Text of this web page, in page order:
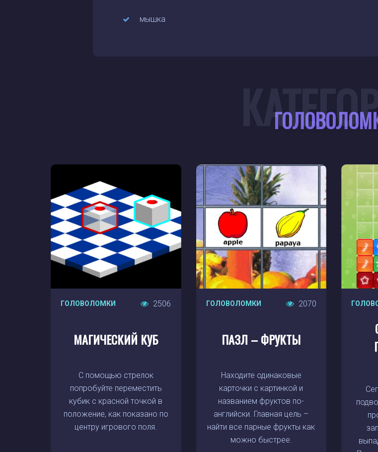
мышка
ГОЛОВОЛОМКИ 2506
МАГИЧЕСКИЙ КУБ
С помощью стрелок
попробуйте переместить
кубик с красной точкой в
положение, как показано по
центру игрового поля.
ГОЛОВОЛОМКИ 2070
ПАЗЛ – ФРУКТЫ
Находите одинаковые
карточки с картинкой и
названием фруктов по-
английски. Главная цель –
найти все парные фрукты как
можно быстрее.